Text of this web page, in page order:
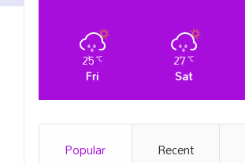
25℃
Fri
27℃
Sat
Popular Recent